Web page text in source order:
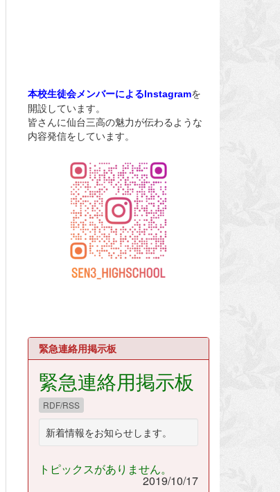
本校生徒会メンバーによるInstagramを
開設しています。
皆さんに仙台三高の魅力が伝わるような
内容発信をしています。
緊急連絡用掲示板
緊急連絡用掲示板
RDF/RSS
新着情報をお知らせします。
トピックスがありません。
2019/10/17